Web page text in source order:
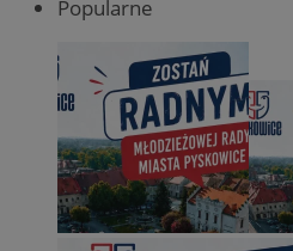
Popularne